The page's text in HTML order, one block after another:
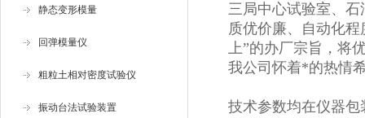
静态变形模量
回弹模量仪
粗粒土相对密度试验仪
振动台法试验装置
三局中心试验室、
质优价廉、自动化
上”的办厂宗旨，将
我公司怀着*的热情
技术参数均在仪器